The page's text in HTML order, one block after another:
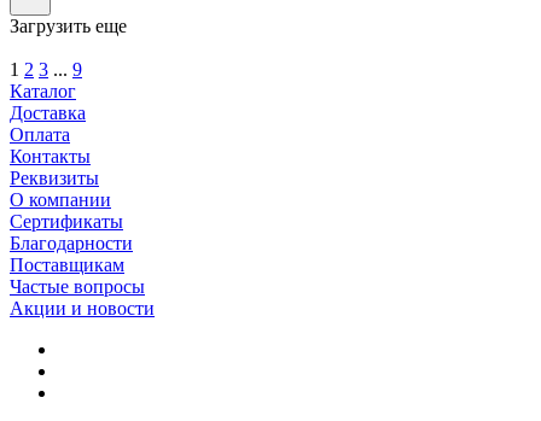
Загрузить еще
1 2 3 ... 9
Каталог
Доставка
Оплата
Контакты
Реквизиты
О компании
Сертификаты
Благодарности
Поставщикам
Частые вопросы
Акции и новости